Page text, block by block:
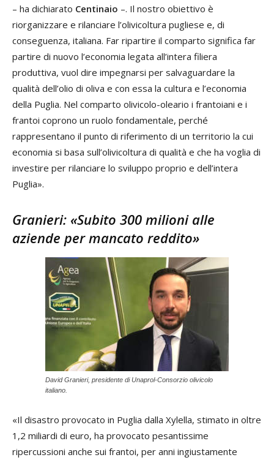
– ha dichiarato Centinaio –. Il nostro obiettivo è
riorganizzare e rilanciare l’olivicoltura pugliese e, di
conseguenza, italiana. Far ripartire il comparto significa far
partire di nuovo l’economia legata all’intera filiera
produttiva, vuol dire impegnarsi per salvaguardare la
qualità dell’olio di oliva e con essa la cultura e l’economia
della Puglia. Nel comparto olivicolo-oleario i frantoiani e i
frantoi coprono un ruolo fondamentale, perché
rappresentano il punto di riferimento di un territorio la cui
economia si basa sull’olivicoltura di qualità e che ha voglia di
investire per rilanciare lo sviluppo proprio e dell’intera
Puglia».
Granieri: «Subito 300 milioni alle
aziende per mancato reddito»
David Granieri, presidente di Unaprol-Consorzio olivicolo
italiano.
«Il disastro provocato in Puglia dalla Xylella, stimato in oltre
1,2 miliardi di euro, ha provocato pesantissime
ripercussioni anche sui frantoi, per anni ingiustamente